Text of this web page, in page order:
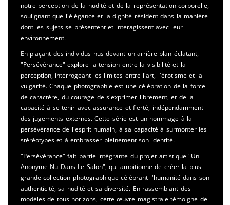
notre perception de la nudité et de la représentation corporelle,
soulignant que l'élégance et la dignité résident dans la manière
dont les sujets se présentent et interagissent avec leur
environnement.
En plaçant des individus nus devant un arrière-plan éclatant,
"Persévérance" explore la tension entre la visibilité et la
perception, interrogeant les limites entre l'art, l'érotisme et la
vulgarité. Chaque photographie est une célébration de la force
de caractère, du courage de s'exprimer librement, et de la
capacité à se tenir avec assurance et fierté, indépendamment
des jugements externes. Cette série est un hommage à la
persévérance de l'esprit humain, à sa capacité à surmonter les
stéréotypes et à embrasser pleinement son identité.
"Persévérance" fait partie intégrante du projet artistique "Un
Anonyme Nu Dans Le Salon", qui ambitionne de créer la plus
grande collection photographique célébrant l'humanité dans son
authenticité, sa nudité et sa diversité. En rassemblant des
modèles de tous horizons, cette œuvre magistrale témoigne de